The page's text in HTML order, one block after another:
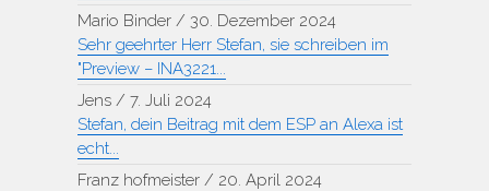
Mario Binder / 30. Dezember 2024
Sehr geehrter Herr Stefan, sie schreiben im
"Preview – INA3221...
Jens / 7. Juli 2024
Stefan, dein Beitrag mit dem ESP an Alexa ist
echt...
Franz hofmeister / 20. April 2024